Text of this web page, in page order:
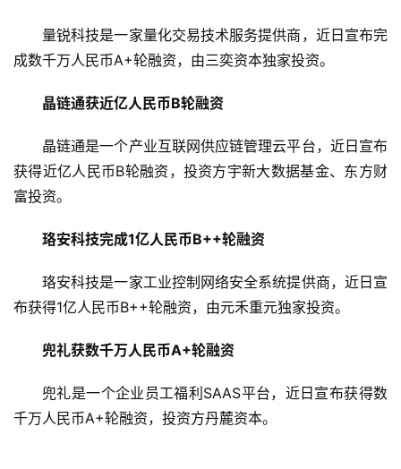
量锐科技是一家量化交易技术服务提供商，近日宣布完
成数千万人民币A+轮融资，由三奕资本独家投资。
晶链通获近亿人民币B轮融资
晶链通是一个产业互联网供应链管理云平台，近日宣布
获得近亿人民币B轮融资，投资方宇新大数据基金、东方财
富投资。
珞安科技完成1亿人民币B++轮融资
珞安科技是一家工业控制网络安全系统提供商，近日宣
布获得1亿人民币B++轮融资，由元禾重元独家投资。
兜礼获数千万人民币A+轮融资
兜礼是一个企业员工福利SAAS平台，近日宣布获得数
千万人民币A+轮融资，投资方丹麓资本。